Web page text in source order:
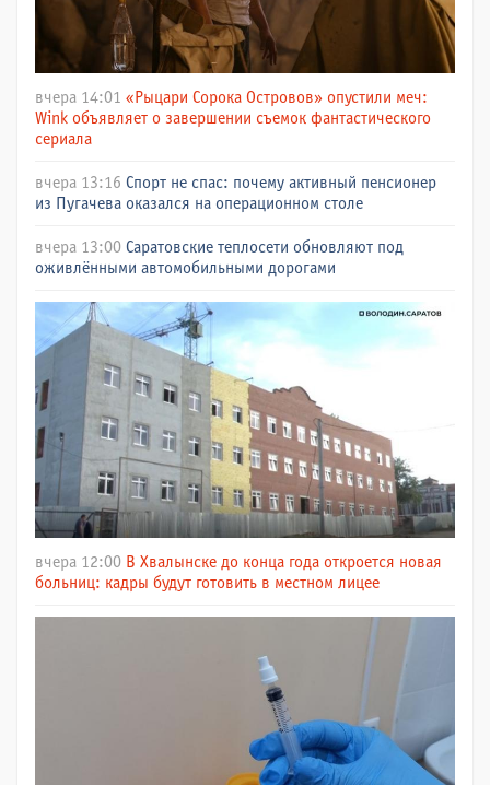
вчера 14:01 «Рыцари Сорока Островов» опустили меч:
Wink объявляет о завершении съемок фантастического
сериала
вчера 13:16 Спорт не спас: почему активный пенсионер
из Пугачева оказался на операционном столе
вчера 13:00 Саратовские теплосети обновляют под
оживлёнными автомобильными дорогами
вчера 12:00 В Хвалынске до конца года откроется новая
больниц: кадры будут готовить в местном лицее